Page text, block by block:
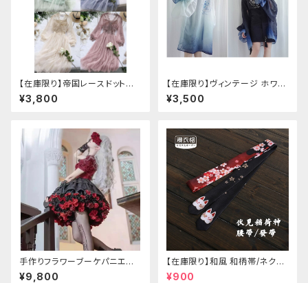
【在庫限り】帝国レースドットワ
ンピース
¥3,800
【在庫限り】ヴィンテージ ホワイ
トタイガー チョンサム ショートス
リーブ
¥3,500
手作りフラワーブーケパニエ
（❁⃘5色展開❁⃘）
¥9,800
【在庫限り】和風 和柄帯/ネクタ
イ/リボン（狐面/金魚
¥900